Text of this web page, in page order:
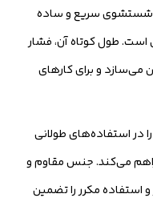
به شستشوی سریع و ساده
است. طول کوتاه آن، فشار
و برای کارهای
استفاده‌های طولانی
می‌کند. جنس مقاوم و
و استفاده مکرر را تضمین